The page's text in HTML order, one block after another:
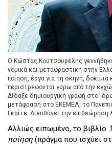
Ο Κώστας Κουτσουρέλης
νοµικά και μεταφραστική στην
ποίηση, έργα για τη σκηνή, δοκίμια
περιστρέφονται γύρω από την
Δίδαξε δημιουργική γραφή στο
μετάφραση στο ΕΚΕΜΕΛ, το
Γκαίτε. Διευθύνει την
Αλλιώς ειπωμένο, το βιβλίο
ποίηση (πράγμα που ισχύει